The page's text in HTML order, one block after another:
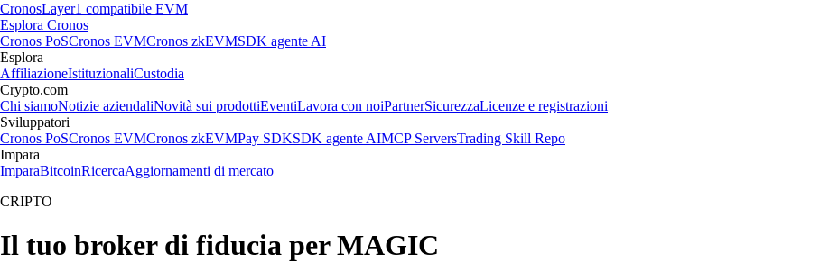
CronosLayer1 compatibile EVM
Esplora Cronos
Cronos PoSCronos EVMCronos zkEVMSDK agente AI
Esplora
AffiliazioneIstituzionaliCustodia
Crypto.com
Chi siamoNotizie aziendaliNovità sui prodottiEventiLavora con noiPartnerSicurezzaLicenze e registrazioni
Sviluppatori
Cronos PoSCronos EVMCronos zkEVMPay SDKSDK agente AIMCP ServersTrading Skill Repo
Impara
ImparaBitcoinRicercaAggiornamenti di mercato
CRIPTO
Il tuo broker di fiducia per MAGIC